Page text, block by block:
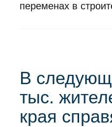
переменах в
В
тыс.
края